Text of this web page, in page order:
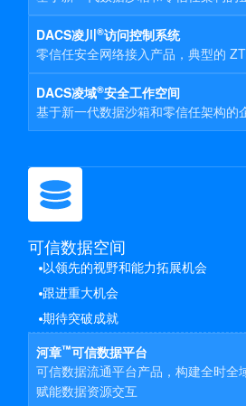
DACS凌川®访问控制系统
零信任安全网络接入产品，典型的
DACS凌域®安全工作空间
基于新一代数据沙箱和零信任架构的
可信数据空间
以领先的视野和能力拓展机会
跟进重大机会
期待突破成就
河章™可信数据平台
可信数据流通平台产品，构建全时全
赋能数据资源交互